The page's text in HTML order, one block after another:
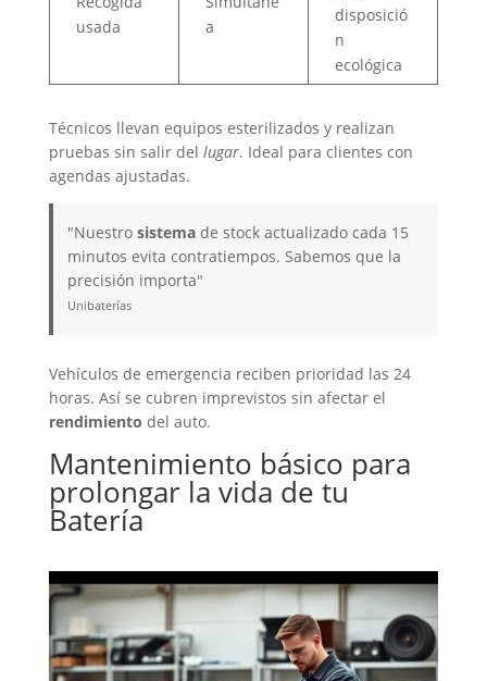
usada
a
disposició
n
ecológica
Técnicos llevan equipos esterilizados y realizan
pruebas sin salir del lugar. Ideal para clientes con
agendas ajustadas.
"Nuestrosistema de stock actualizado cada 15
minutos evita contratiempos. Sabemos que la
precisión importa"
Unibaterías
Vehículos de emergencia reciben prioridad las 24
horas. Así se cubren imprevistos sin afectar el
rendimiento del auto.
Mantenimiento básico para
prolongar la vida de tu
Batería